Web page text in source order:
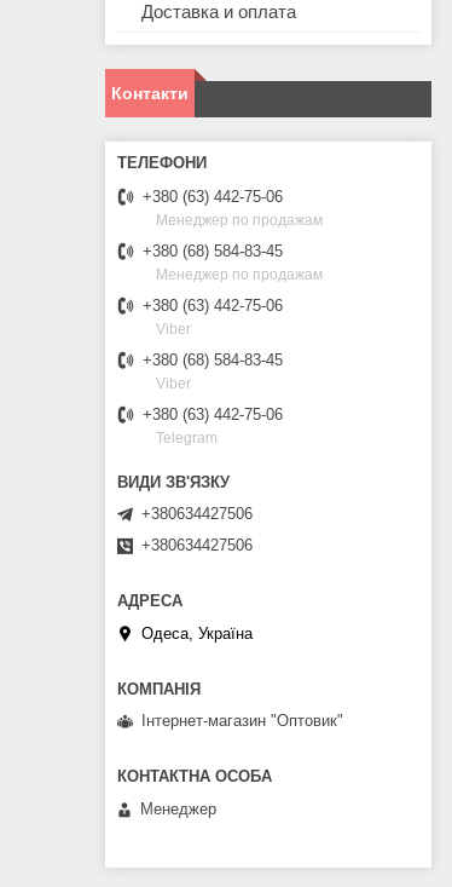
Доставка и оплата
Контакти
+380 (63) 442-75-06
Менеджер по продажам
+380 (68) 584-83-45
Менеджер по продажам
+380 (63) 442-75-06
Viber
+380 (68) 584-83-45
Viber
+380 (63) 442-75-06
Telegram
+380634427506
+380634427506
Одеса, Україна
Інтернет-магазин "Оптовик"
Менеджер